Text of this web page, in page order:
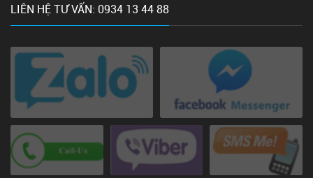
LIÊN HỆ TƯ VẤN: 0934 13 44 88